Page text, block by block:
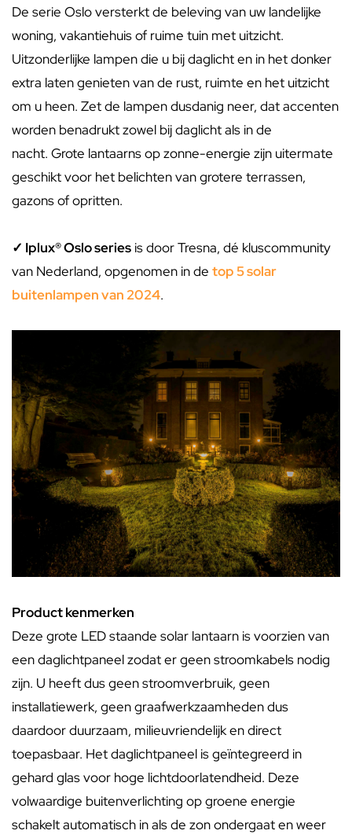
De serie Oslo versterkt de beleving van uw landelijke
woning, vakantiehuis of ruime tuin met uitzicht.
Uitzonderlijke lampen die u bij daglicht en in het donker
extra laten genieten van de rust, ruimte en het uitzicht
om u heen. Zet de lampen dusdanig neer, dat accenten
worden benadrukt zowel bij daglicht als in de
nacht. Grote lantaarns op zonne-energie zijn uitermate
geschikt voor het belichten van grotere terrassen,
gazons of opritten.
✓ Iplux® Oslo series is door Tresna, dé kluscommunity
van Nederland, opgenomen in de top 5 solar
buitenlampen van 2024.
Product kenmerken
Deze grote LED staande solar lantaarn is voorzien van
een daglichtpaneel zodat er geen stroomkabels nodig
zijn. U heeft dus geen stroomverbruik, geen
installatiewerk, geen graafwerkzaamheden dus
daardoor duurzaam, milieuvriendelijk en direct
toepasbaar. Het daglichtpaneel is geïntegreerd in
gehard glas voor hoge lichtdoorlatendheid. Deze
volwaardige buitenverlichting op groene energie
schakelt automatisch in als de zon ondergaat en weer